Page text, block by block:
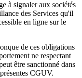
à signaler aux sociétés
des Services qu'il
en ligne sur le
de ces obligations
ne respectant
être sanctionné dans
CGUV.